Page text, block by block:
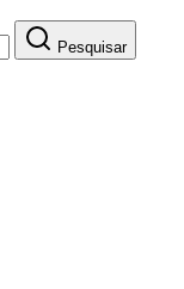
Pesquisar